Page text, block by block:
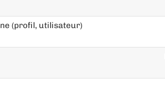
(profil, utilisateur)